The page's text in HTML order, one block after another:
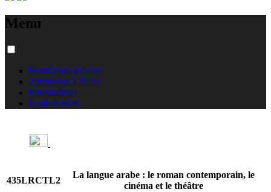
Menu
Formations à l'USJ
Admission à l'USJ
International
Équivalences
435LRCTL2
La langue arabe : le roman contemporain, le
cinéma et le théâtre